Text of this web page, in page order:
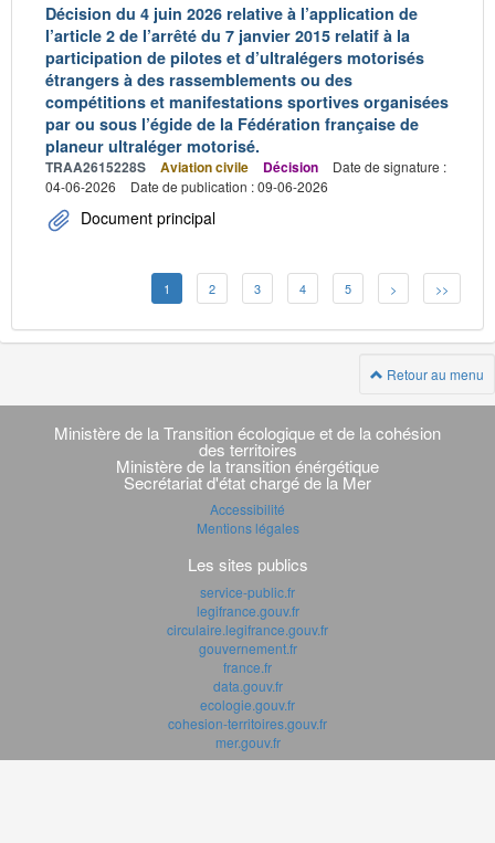
Décision du 4 juin 2026 relative à l’application de
l’article 2 de l’arrêté du 7 janvier 2015 relatif à la
participation de pilotes et d’ultralégers motorisés
étrangers à des rassemblements ou des
compétitions et manifestations sportives organisées
par ou sous l’égide de la Fédération française de
planeur ultraléger motorisé.
TRAA2615228S Aviation civile Décision
Date de signature :
04-06-2026
Date de publication : 09-06-2026
Document principal
1 2 3 4 5 > >>
Retour au menu
Navigation
transverse
Ministère de la Transition écologique et de la cohésion
des territoires
Ministère de la transition énérgétique
Secrétariat d'état chargé de la Mer
Accessibilité
Mentions légales
Les sites publics
service-public.fr
legifrance.gouv.fr
circulaire.legifrance.gouv.fr
gouvernement.fr
france.fr
data.gouv.fr
ecologie.gouv.fr
cohesion-territoires.gouv.fr
mer.gouv.fr